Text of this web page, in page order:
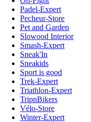
Padel-Expert
Pecheur-Store
Pet and Garden
Slowood Interior
Smash-Expert
Sneak'In
Sneakids
Sport is good
Trek-Expert
Triathlon-Expert
TripnBikers
Vélo-Store
Winter-Expert